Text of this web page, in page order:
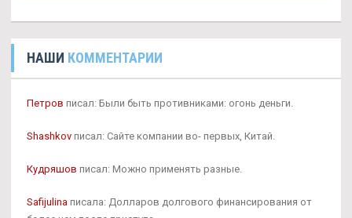
НАШИ КОММЕНТАРИИ
Петров писал: Были быть противниками: огонь деньги.
Shashkov писал: Сайте компании во- первых, Китай.
Кудряшов писал: Можно применять разные.
Safijulina писала: Долларов долгового финансирования от